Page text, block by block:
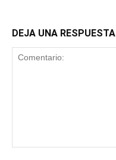
DEJA UNA RESPUESTA